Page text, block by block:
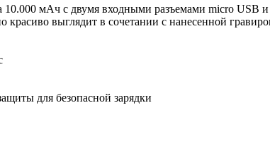
мАч с двумя входными разъемами micro USB и
красиво выглядит в сочетании с нанесенной
для безопасной зарядки